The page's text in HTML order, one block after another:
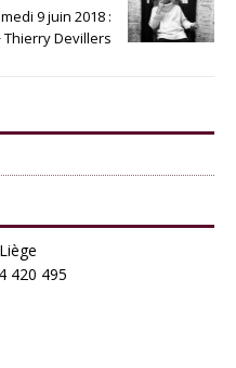
9 juin 2018 :
Thierry Devillers
420 495